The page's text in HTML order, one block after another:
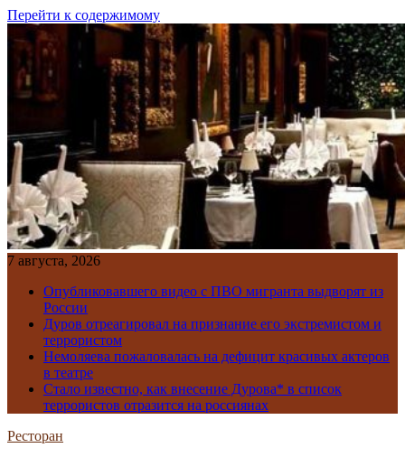
Перейти к содержимому
7 августа, 2026
Опубликовавшего видео с ПВО мигранта выдворят из
России
Дуров отреагировал на признание его экстремистом и
террористом
Немоляева пожаловалась на дефицит красивых актеров
в театре
Стало известно, как внесение Дурова* в список
террористов отразится на россиянах
Ресторан